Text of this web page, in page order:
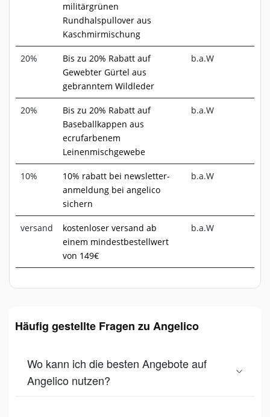
militärgrünen
Rundhalspullover aus
Kaschmirmischung
20%
Bis zu 20% Rabatt auf
Gewebter Gürtel aus
gebranntem Wildleder
b.a.W
20%
Bis zu 20% Rabatt auf
Baseballkappen aus
ecrufarbenem
Leinenmischgewebe
b.a.W
10%
10% rabatt bei newsletter-
anmeldung bei angelico
sichern
b.a.W
versand
kostenloser versand ab
einem mindestbestellwert
von 149€
b.a.W
Häufig gestellte Fragen zu Angelico
Wo kann ich die besten Angebote auf
Angelico nutzen?